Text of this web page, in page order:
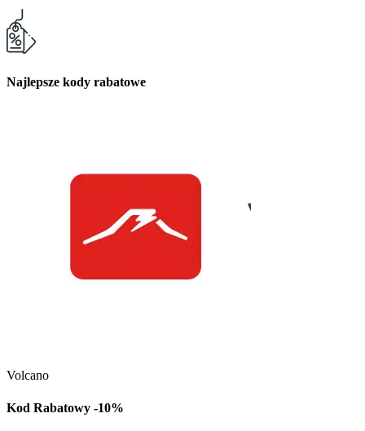
Najlepsze kody rabatowe
Volcano
Kod Rabatowy -10%